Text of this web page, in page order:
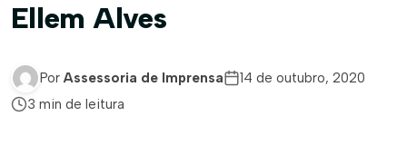
Ellem Alves
Por Assessoria de Imprensa
14 de outubro, 2020
3 min de leitura